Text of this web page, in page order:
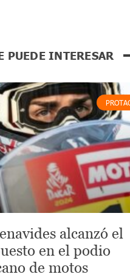
PUEDE INTERESAR
alcanzó el
en el podio
de motos